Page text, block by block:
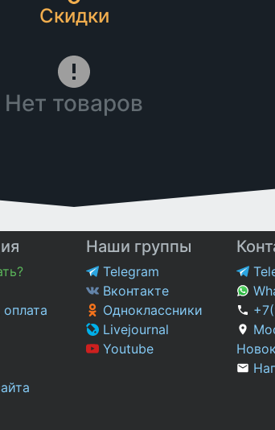
Скидки
Нет товаров
Наши группы
Telegram
Вконтакте
Одноклассники
Livejournal
Youtube